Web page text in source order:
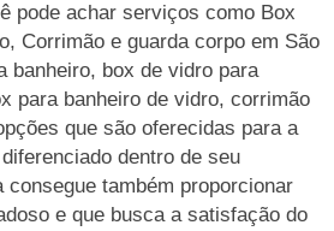
pode achar serviços como Box
Corrimão e guarda corpo em São
banheiro, box de vidro para
para banheiro de vidro, corrimão
que são oferecidas para a
dentro de seu
consegue também proporcionar
e que busca a satisfação do